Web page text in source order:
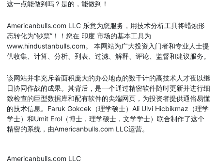
这一点能做到吗？是的，能做到！
Americanbulls.com LLC 乐意为您服务，用技术分析工具将蜡烛形
态转化为“钞票”！！您在 印度 市场的基本工具为
www.hindustanbulls.com。 本网站为广大投资入门者和专业人士提
供收集、计算、分析、列表、过滤、解释、评论、监督和建议服务。
该网站并非充斥着面积庞大的办公地点的数千计的高技术人才夜以继
日协同作战的成果。其背后，是一个通过精密软件随时更新并进行细
致检查的巨型数据库和配有软件的尖端网页，为投资者提供通俗易懂
的技术信息。Faruk Gokcek（理学硕士）Ali Ulvi Hicbikmaz（理学
学士）和Umit Erol（博士，理学硕士，文学学士）联合制作了这个
精密的系统，由Americanbulls.com LLC运营。
Americanbulls.com LLC